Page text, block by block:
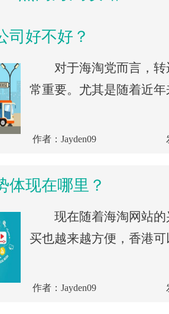
司好不好？
对于海淘党而言，转
常重要。尤其是随着近
作者：Jayden09
体现在哪里？
现在随着海淘网站的
买也越来越方便，香港
作者：Jayden09